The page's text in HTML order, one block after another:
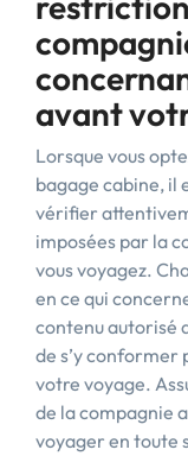
avant
Lorsque vous
bagage cabine, il
vérifier
imposées par la
vous voyagez.
en ce qui
contenu autorisé
de s’y
votre voyage.
de la compagnie
voyager en toute